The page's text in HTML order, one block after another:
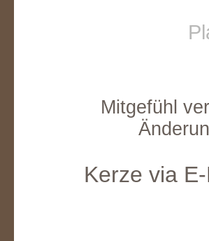
Mitgefühl
Kerze via